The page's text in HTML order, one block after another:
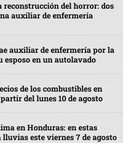
reconstrucción del horror: dos
auxiliar de enfermería
auxiliar de enfermería por la
esposo en un autolavado
de los combustibles en
del lunes 10 de agosto
en Honduras: en estas
lluvias este viernes 7 de agosto